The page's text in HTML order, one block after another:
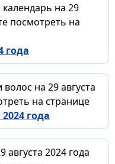
на 29
посмотреть на
года
на 29 августа
на странице
года
2024 года